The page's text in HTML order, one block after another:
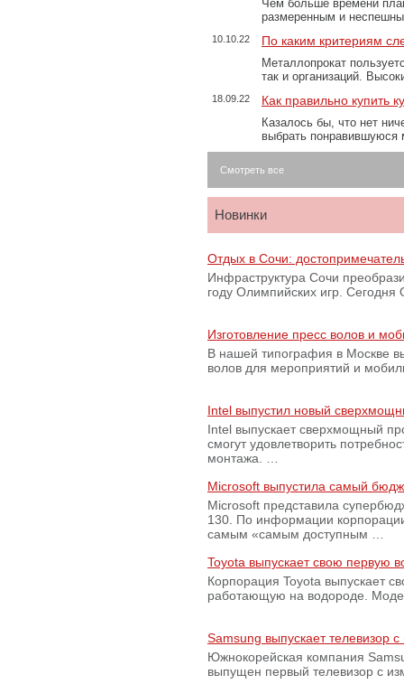
Чем больше времени
размеренным и
10.10.22 По каким критериям
Металлопрокат
так и организаций.
18.09.22 Как правильно купить
Казалось бы, что нет
выбрать
Смотреть все
Новинки
Отдых в Сочи:
Инфраструктура Сочи
году Олимпийских игр.
Изготовление пресс волов и
В нашей типография в Москве
волов для мероприятий и
Intel выпустил новый
Intel выпускает сверхмощный
смогут удовлетворить
монтажа. …
Microsoft выпустила самый
Microsoft представила
130. По информации
самым «самым доступным …
Toyota выпускает свою первую
Корпорация Toyota выпускает
работающую на водороде.
Samsung выпускает телевизор
Южнокорейская компания
выпущен первый телевизор с